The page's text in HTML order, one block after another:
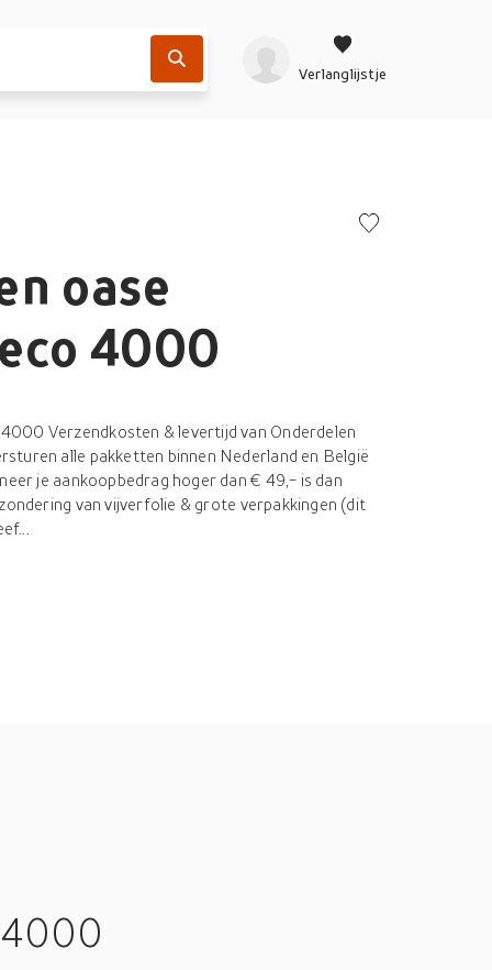
Verlanglijstje
oase
4000
Verzendkosten & levertijd van Onderdelen
alle pakketten binnen Nederland en België
je aankoopbedrag hoger dan € 49,- is dan
van vijverfolie & grote verpakkingen (dit
4000